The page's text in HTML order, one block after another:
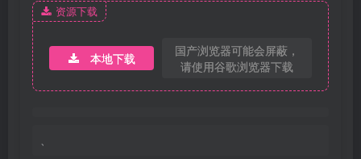
资源下载
本地下载
国产浏览器可能会屏蔽，
请使用谷歌浏览器下载
、